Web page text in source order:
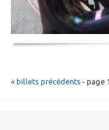
« billets précédents- page